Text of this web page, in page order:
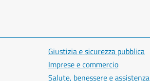
Giustizia e sicurezza pubblica
Imprese e commercio
Salute, benessere e assistenza